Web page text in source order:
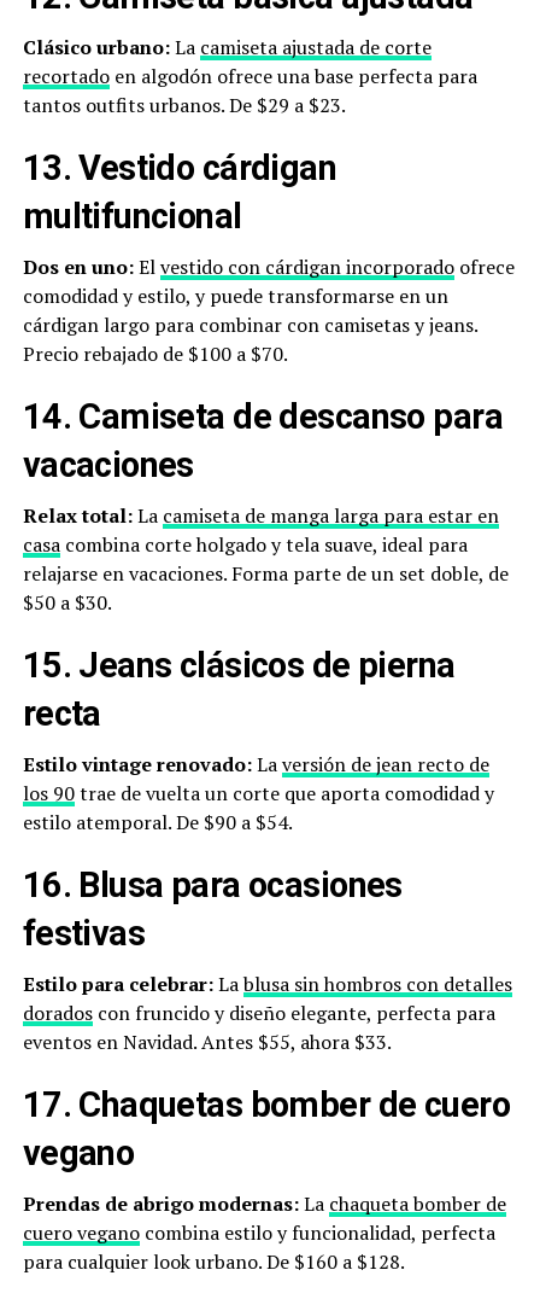
Clásico urbano:La camiseta ajustada de corte
recortadoen algodón ofrece una base perfecta para
tantos outfits urbanos. De $29 a $23.
13. Vestido cárdigan
multifuncional
Dos en uno:Elvestido con cárdigan incorporadoofrece
comodidad y estilo, y puede transformarse en un
cárdigan largo para combinar con camisetas y jeans.
Precio rebajado de $100 a $70.
14. Camiseta de descanso para
vacaciones
Relax total:La camiseta de manga larga para estar en
casacombina corte holgado y tela suave, ideal para
relajarse en vacaciones. Forma parte de un set doble, de
$50 a $30.
15. Jeans clásicos de pierna
recta
Estilo vintage renovado:Laversión de jean recto de
los 90trae de vuelta un corte que aporta comodidad y
estilo atemporal. De $90 a $54.
16. Blusa para ocasiones
festivas
Estilo para celebrar:Lablusa sin hombros con detalles
doradoscon fruncido y diseño elegante, perfecta para
eventos en Navidad. Antes $55, ahora $33.
17. Chaquetas bomber de cuero
vegano
Prendas de abrigo modernas:La chaqueta bomber de
cuero veganocombina estilo y funcionalidad, perfecta
para cualquier look urbano. De $160 a $128.